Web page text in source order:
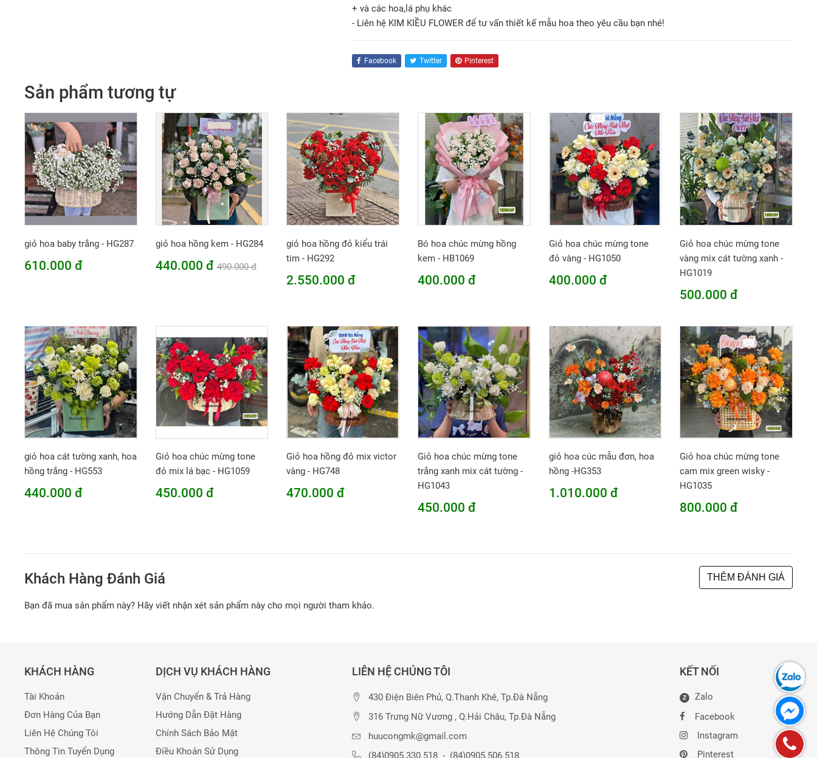
+ và các hoa,lá phụ khác
- Liên hệ KIM KIỀU FLOWER để tư vấn thiết kế mẫu hoa theo yêu cầu bạn nhé!
Facebook Twitter Pinterest
Sản phẩm tương tự
giỏ hoa baby trắng - HG287
610.000 đ
giỏ hoa hồng kem - HG284
440.000 đ 490.000 đ
giỏ hoa hồng đỏ kiểu trái
tim - HG292
2.550.000 đ
Bó hoa chúc mừng hồng
kem - HB1069
400.000 đ
Giỏ hoa chúc mừng tone
đỏ vàng - HG1050
400.000 đ
Giỏ hoa chúc mừng tone
vàng mix cát tường xanh -
HG1019
500.000 đ
giỏ hoa cát tường xanh, hoa
hồng trắng - HG553
440.000 đ
Giỏ hoa chúc mừng tone
đỏ mix lá bạc - HG1059
450.000 đ
Giỏ hoa hồng đỏ mix victor
vàng - HG748
470.000 đ
Giỏ hoa chúc mừng tone
trắng xanh mix cát tường -
HG1043
450.000 đ
giỏ hoa cúc mẫu đơn, hoa
hồng -HG353
1.010.000 đ
Giỏ hoa chúc mừng tone
cam mix green wisky -
HG1035
800.000 đ
Khách Hàng Đánh Giá THÊM ĐÁNH GIÁ
Bạn đã mua sản phẩm này? Hãy viết nhận xét sản phẩm này cho mọi người tham khảo.
KHÁCH HÀNG
Tài Khoản
Đơn Hàng Của Bạn
Liên Hệ Chúng Tôi
Thông Tin Tuyển Dụng
DỊCH VỤ KHÁCH HÀNG
Vận Chuyển & Trả Hàng
Hướng Dẫn Đặt Hàng
Chính Sách Bảo Mật
Điều Khoản Sử Dụng
LIÊN HỆ CHÚNG TÔI
430 Điện Biên Phủ, Q.Thanh Khê, Tp.Đà Nẵng
316 Trưng Nữ Vương , Q.Hải Châu, Tp.Đà Nẵng
huucongmk@gmail.com
(84)0905.330.518 - (84)0905.506.518
KẾT NỐI
Z
Zalo
Facebook
Instagram
Pinterest